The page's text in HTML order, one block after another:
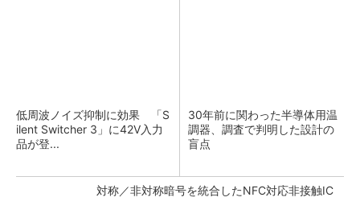
低周波ノイズ抑制に効果 「S
ilent Switcher 3」に42V入力
品が登...
30年前に関わった半導体用温
調器、調査で判明した設計の
盲点
対称／非対称暗号を統合したNFC対応非接触IC